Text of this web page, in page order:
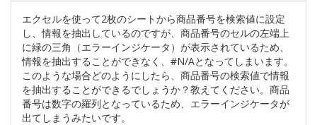
エクセルを使って2枚のシートから商品番号を検索値に設定
し、情報を抽出しているのですが、商品番号のセルの左端上
に緑の三角（エラーインジケータ）が表示されているため、
情報を抽出することができなく、#N/Aとなってしまいます。
このような場合どのようにしたら、商品番号の検索値で情報
を抽出することができるでしょうか？教えてください。商品
番号は数字の羅列となっているため、エラーインジケータが
出てしまうみたいです。